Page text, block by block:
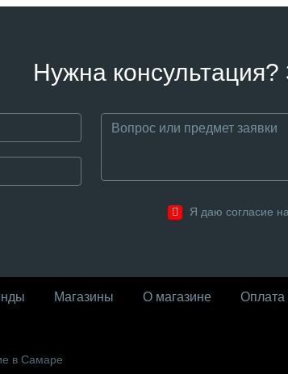
Нужна
Я даю согласие
Магазины О магазине Оплата
в Самаре